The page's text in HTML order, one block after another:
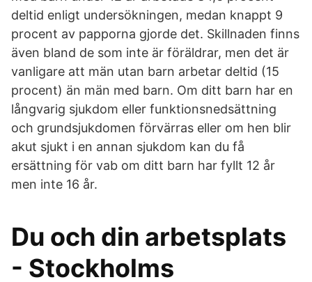
deltid enligt undersökningen, medan knappt 9
procent av papporna gjorde det. Skillnaden finns
även bland de som inte är föräldrar, men det är
vanligare att män utan barn arbetar deltid (15
procent) än män med barn. Om ditt barn har en
långvarig sjukdom eller funktionsnedsättning
och grundsjukdomen förvärras eller om hen blir
akut sjukt i en annan sjukdom kan du få
ersättning för vab om ditt barn har fyllt 12 år
men inte 16 år.
Du och din arbetsplats
- Stockholms